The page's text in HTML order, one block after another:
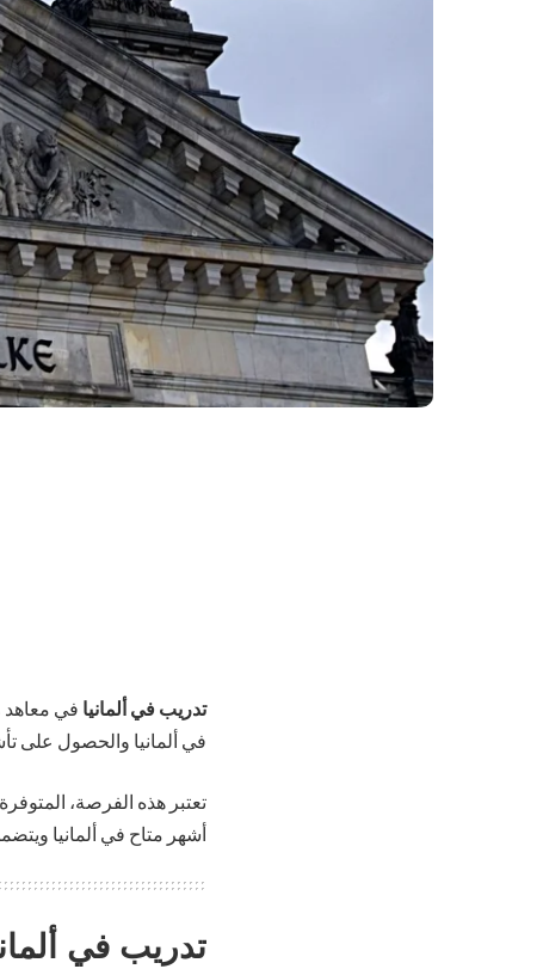
تدريب في ألمانيا في معاهد
في ألمانيا والحصول على
أشهر متاح في ألمانيا
تدريب في